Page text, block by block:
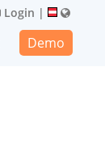
Login |
Demo